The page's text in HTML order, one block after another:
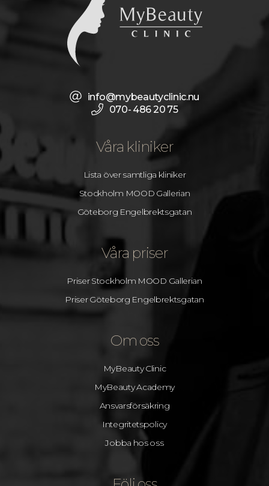
info@mybeautyclinic.nu
070- 486 20 75
Våra kliniker
Lista över samtliga kliniker
Stockholm MOOD Gallerian
Göteborg Engelbrektsgatan
Våra priser
Priser Stockholm MOOD Gallerian
Priser Göteborg Engelbrektsgatan
Om oss
MyBeauty Clinic
MyBeauty Academy
Ansvarsförsäkring
Integritetspolicy
Jobba hos oss